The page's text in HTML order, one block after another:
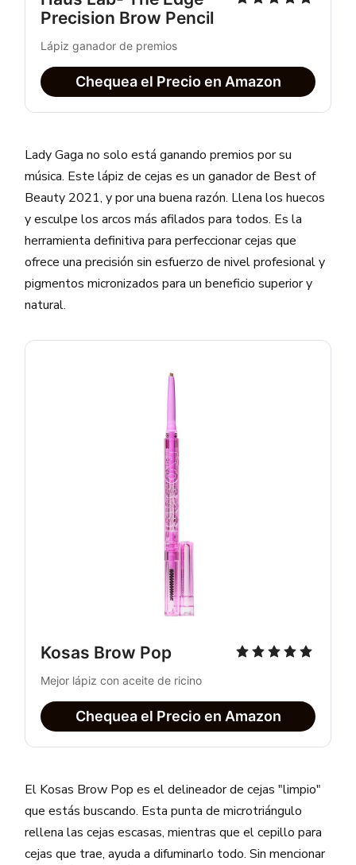
Precision Brow Pencil
Lápiz ganador de premios
Chequea el Precio en Amazon
Lady Gaga no solo está ganando premios por su
música. Este lápiz de cejas es un ganador de Best of
Beauty 2021, y por una buena razón. Llena los huecos
y esculpe los arcos más afilados para todos. Es la
herramienta definitiva para perfeccionar cejas que
ofrece una precisión sin esfuerzo de nivel profesional y
pigmentos micronizados para un beneficio superior y
natural.
Kosas Brow Pop
Mejor lápiz con aceite de ricino
Chequea el Precio en Amazon
El Kosas Brow Pop es el delineador de cejas "limpio"
que estás buscando. Esta punta de microtriángulo
rellena las cejas escasas, mientras que el cepillo para
cejas que trae, ayuda a difuminarlo todo. Sin mencionar